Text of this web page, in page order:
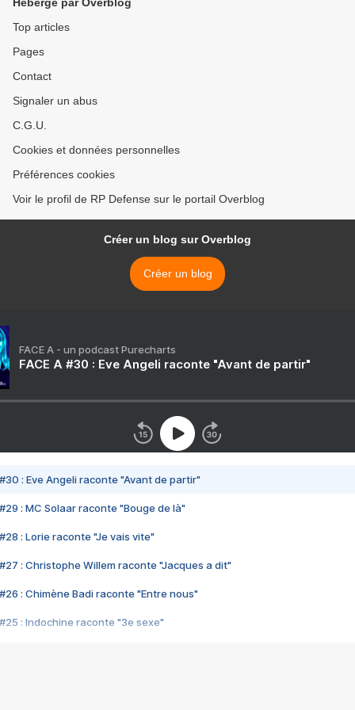
Top articles
Pages
Contact
Signaler un abus
C.G.U.
Cookies et données personnelles
Préférences cookies
Voir le profil de RP Defense sur le portail Overblog
Créer un blog sur Overblog
Créer un blog
FACE A - un podcast Purecharts
FACE A #30 : Eve Angeli raconte "Avant de partir"
#30 : Eve Angeli raconte "Avant de partir"
#29 : MC Solaar raconte "Bouge de là"
#28 : Lorie raconte "Je vais vite"
#27 : Christophe Willem raconte "Jacques a dit"
#26 : Chimène Badi raconte "Entre nous"
#25 : Indochine raconte "3e sexe"